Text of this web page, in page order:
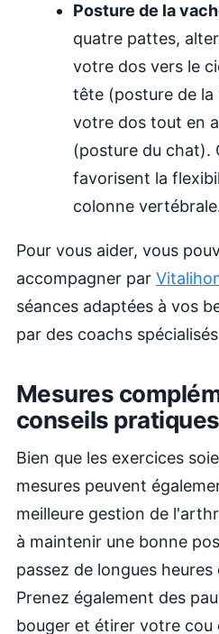
Posture de la
quatre pattes,
votre dos vers le
tête (posture de
votre dos tout en
(posture du chat).
favorisent la
colonne
Pour vous aider, vous
accompagner par
séances adaptées à vos
par des coachs
Mesures
conseils pratiques
Bien que les exercices
mesures peuvent
meilleure gestion de
à maintenir une bonne
passez de longues
Prenez également des
bouger et étirer votre cou